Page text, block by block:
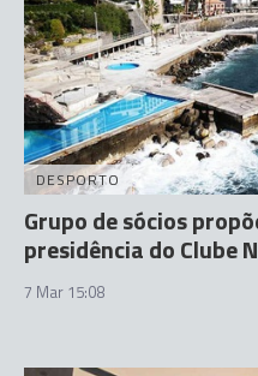
DESPORTO
Grupo de sócios
presidência do Clube
7 Mar 15:08